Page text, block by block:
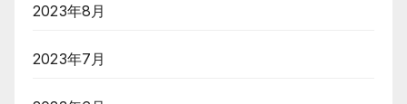
2023年8月
2023年7月